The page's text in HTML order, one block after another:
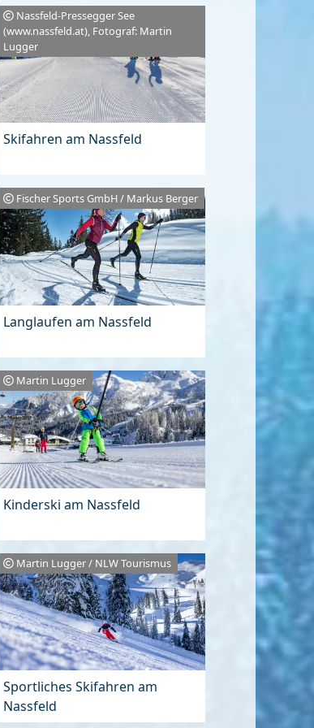
Nassfeld-Pressegger See
(www.nassfeld.at), Fotograf: Martin
Lugger
Skifahren am Nassfeld
Fischer Sports GmbH / Markus Berger
Langlaufen am Nassfeld
Martin Lugger
Kinderski am Nassfeld
Martin Lugger / NLW Tourismus
Sportliches Skifahren am
Nassfeld